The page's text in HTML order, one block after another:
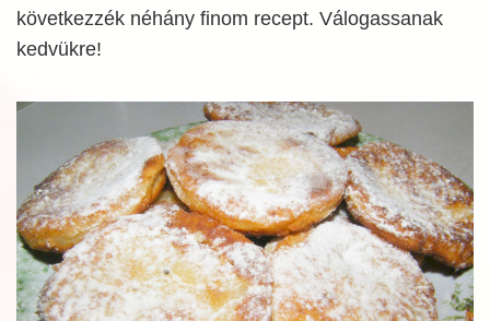
következzék néhány finom recept. Válogassanak
kedvükre!